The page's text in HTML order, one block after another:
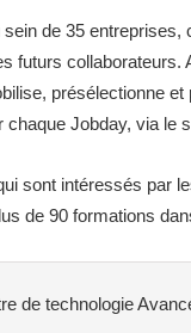
de 35
futurs
présélectionne
chaque Jobday, via le
sont intéressés par
de 90 formations
de technologie